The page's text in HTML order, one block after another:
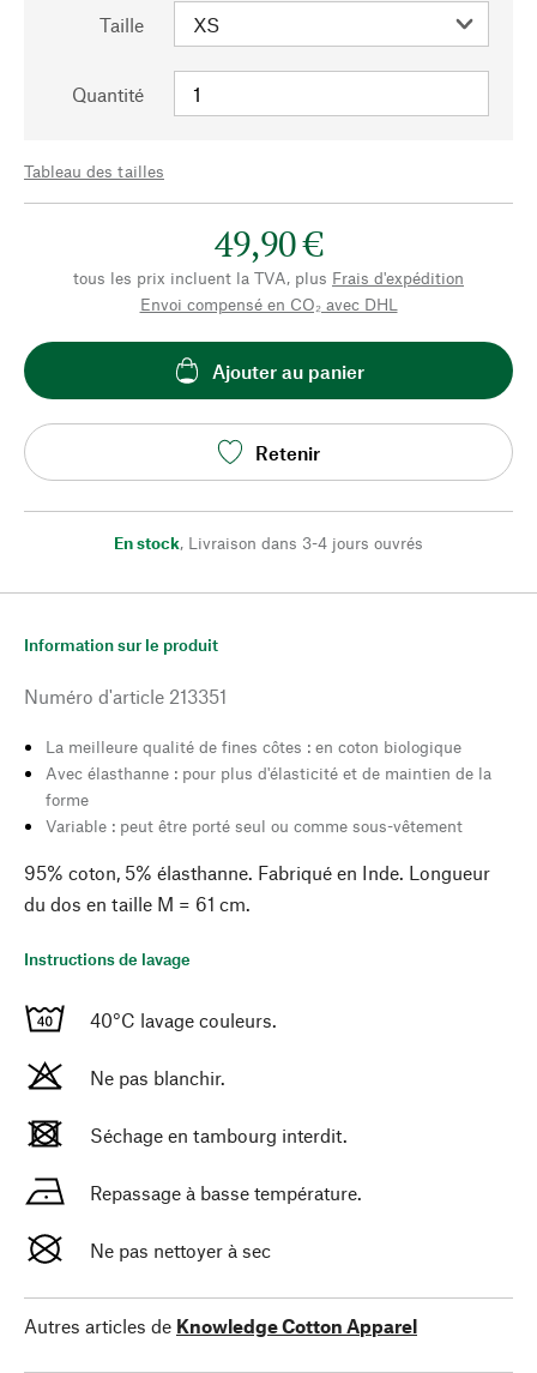
Taille
Quantité
Tableau des tailles
49,90 €
tous les prix incluent la TVA, plus Frais d'expédition
Envoi compensé en CO₂ avec DHL
Ajouter au panier
Retenir
En stock, Livraison dans 3-4 jours ouvrés
Information sur le produit
Numéro d'article 213351
La meilleure qualité de fines côtes : en coton biologique
Avec élasthanne : pour plus d'élasticité et de maintien de la
forme
Variable : peut être porté seul ou comme sous-vêtement
95% coton, 5% élasthanne. Fabriqué en Inde. Longueur
du dos en taille M = 61 cm.
Instructions de lavage
40°C lavage couleurs.
Ne pas blanchir.
Séchage en tambourg interdit.
Repassage à basse température.
Ne pas nettoyer à sec
Autres articles de Knowledge Cotton Apparel